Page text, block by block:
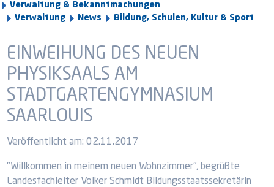
Verwaltung & Bekanntmachungen
Verwaltung
News Bildung, Schulen, Kultur & Sport
EINWEIHUNG DES NEUEN
PHYSIKSAALS AM
STADTGARTENGYMNASIUM
SAARLOUIS
Veröffentlicht am: 02.11.2017
"Willkommen in meinem neuen Wohnzimmer", begrüßte
Landesfachleiter Volker Schmidt Bildungsstaatssekretärin